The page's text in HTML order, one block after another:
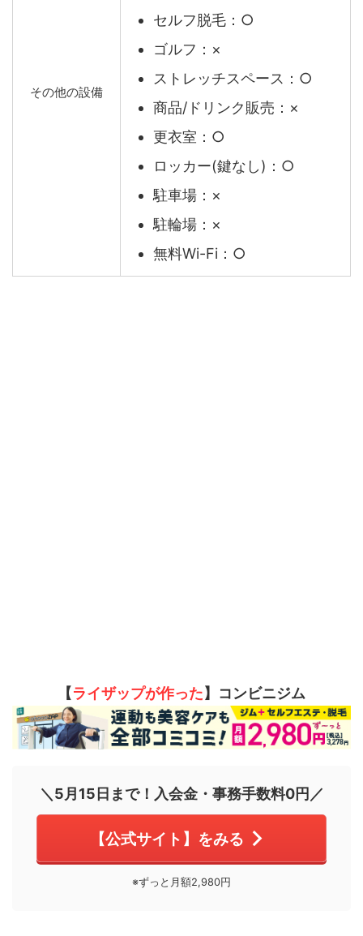
その他の設備
セルフ脱毛：○
ゴルフ：×
ストレッチスペース：○
商品/ドリンク販売：×
更衣室：○
ロッカー(鍵なし)：○
駐車場：×
駐輪場：×
無料Wi-Fi：○
【ライザップが作った】コンビニジム
＼5月15日まで！入会金・事務手数料0円／
【公式サイト】をみる
※ずっと月額2,980円